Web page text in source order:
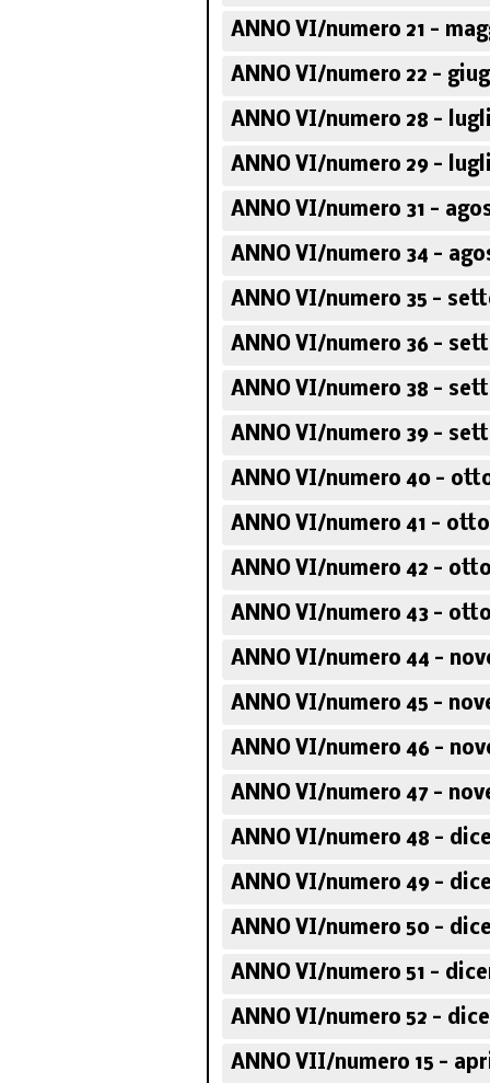
ANNO VI/numero 21 -
ANNO VI/numero 22 -
ANNO VI/numero 28 -
ANNO VI/numero 29 -
ANNO VI/numero 31 -
ANNO VI/numero 34 -
ANNO VI/numero 35 -
ANNO VI/numero 36 -
ANNO VI/numero 38 -
ANNO VI/numero 39 -
ANNO VI/numero 40 -
ANNO VI/numero 41 -
ANNO VI/numero 42 -
ANNO VI/numero 43 -
ANNO VI/numero 44 -
ANNO VI/numero 45 -
ANNO VI/numero 46 -
ANNO VI/numero 47 -
ANNO VI/numero 48 -
ANNO VI/numero 49 -
ANNO VI/numero 50 -
ANNO VI/numero 51 -
ANNO VI/numero 52 -
ANNO VII/numero 15 -